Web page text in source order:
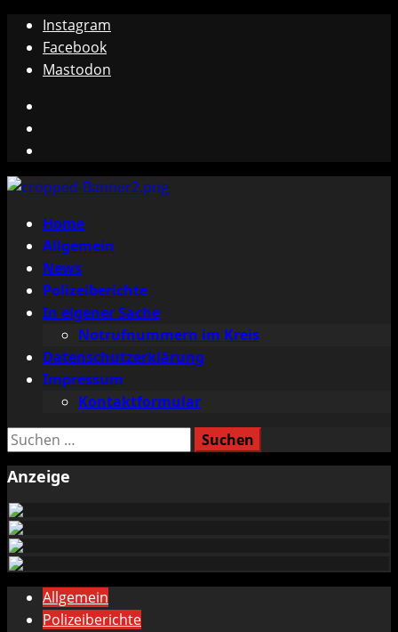
Zum
Inhalt
springen
Instagram
Facebook
Mastodon
Primäres
Menü
Home
Allgemein
News
Polizeiberichte
In eigener Sache
Notrufnummern im Kreis
Datenschutzerklärung
Impressum
Kontaktformular
Suchen
Anzeige
Allgemein
Polizeiberichte